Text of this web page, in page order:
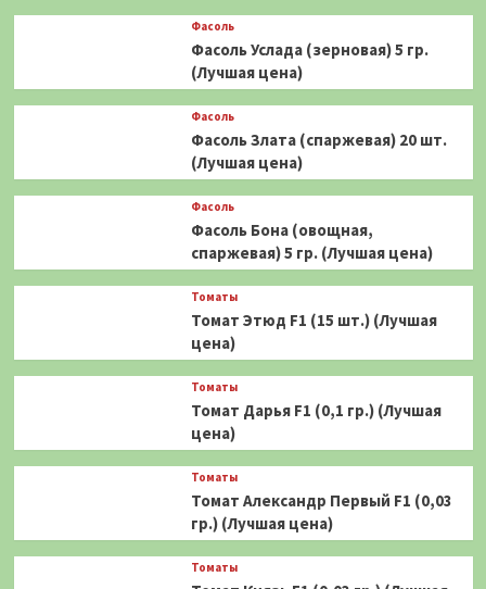
Фасоль
Фасоль Услада (зерновая) 5 гр.
(Лучшая цена)
Фасоль
Фасоль Злата (спаржевая) 20 шт.
(Лучшая цена)
Фасоль
Фасоль Бона (овощная,
спаржевая) 5 гр. (Лучшая цена)
Томаты
Томат Этюд F1 (15 шт.) (Лучшая
цена)
Томаты
Томат Дарья F1 (0,1 гр.) (Лучшая
цена)
Томаты
Томат Александр Первый F1 (0,03
гр.) (Лучшая цена)
Томаты